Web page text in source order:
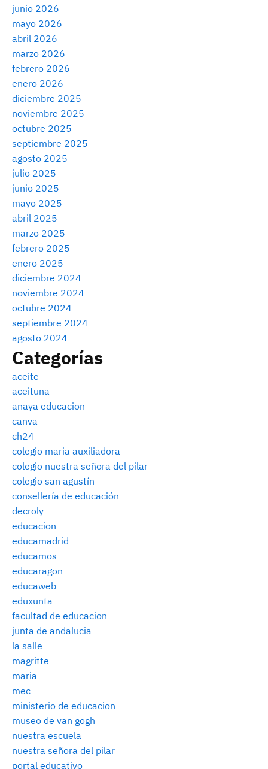
junio 2026
mayo 2026
abril 2026
marzo 2026
febrero 2026
enero 2026
diciembre 2025
noviembre 2025
octubre 2025
septiembre 2025
agosto 2025
julio 2025
junio 2025
mayo 2025
abril 2025
marzo 2025
febrero 2025
enero 2025
diciembre 2024
noviembre 2024
octubre 2024
septiembre 2024
agosto 2024
Categorías
aceite
aceituna
anaya educacion
canva
ch24
colegio maria auxiliadora
colegio nuestra señora del pilar
colegio san agustín
consellería de educación
decroly
educacion
educamadrid
educamos
educaragon
educaweb
eduxunta
facultad de educacion
junta de andalucia
la salle
magritte
maria
mec
ministerio de educacion
museo de van gogh
nuestra escuela
nuestra señora del pilar
portal educativo